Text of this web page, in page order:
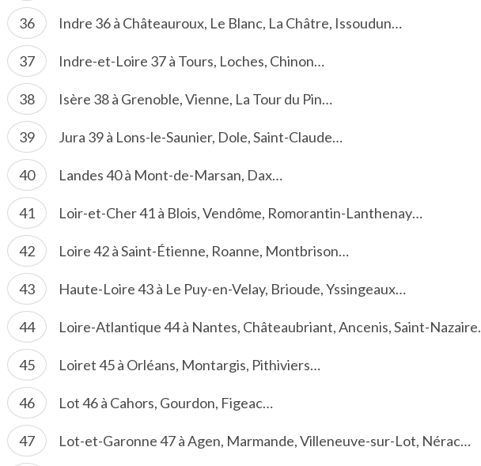
Indre 36 à Châteauroux, Le Blanc, La Châtre, Issoudun…
Indre-et-Loire 37 à Tours, Loches, Chinon…
Isère 38 à Grenoble, Vienne, La Tour du Pin…
Jura 39 à Lons-le-Saunier, Dole, Saint-Claude…
Landes 40 à Mont-de-Marsan, Dax…
Loir-et-Cher 41 à Blois, Vendôme, Romorantin-Lanthenay…
Loire 42 à Saint-Étienne, Roanne, Montbrison…
Haute-Loire 43 à Le Puy-en-Velay, Brioude, Yssingeaux…
Loire-Atlantique 44 à Nantes, Châteaubriant, Ancenis, Saint-
Loiret 45 à Orléans, Montargis, Pithiviers…
Lot 46 à Cahors, Gourdon, Figeac…
Lot-et-Garonne 47 à Agen, Marmande, Villeneuve-sur-Lot, Nérac…